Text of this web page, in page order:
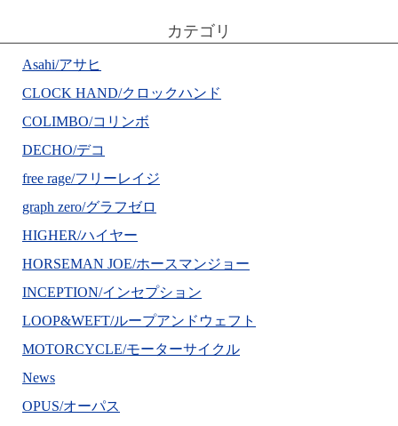
カテゴリ
Asahi/アサヒ
CLOCK HAND/クロックハンド
COLIMBO/コリンボ
DECHO/デコ
free rage/フリーレイジ
graph zero/グラフゼロ
HIGHER/ハイヤー
HORSEMAN JOE/ホースマンジョー
INCEPTION/インセプション
LOOP&WEFT/ループアンドウェフト
MOTORCYCLE/モーターサイクル
News
OPUS/オーパス